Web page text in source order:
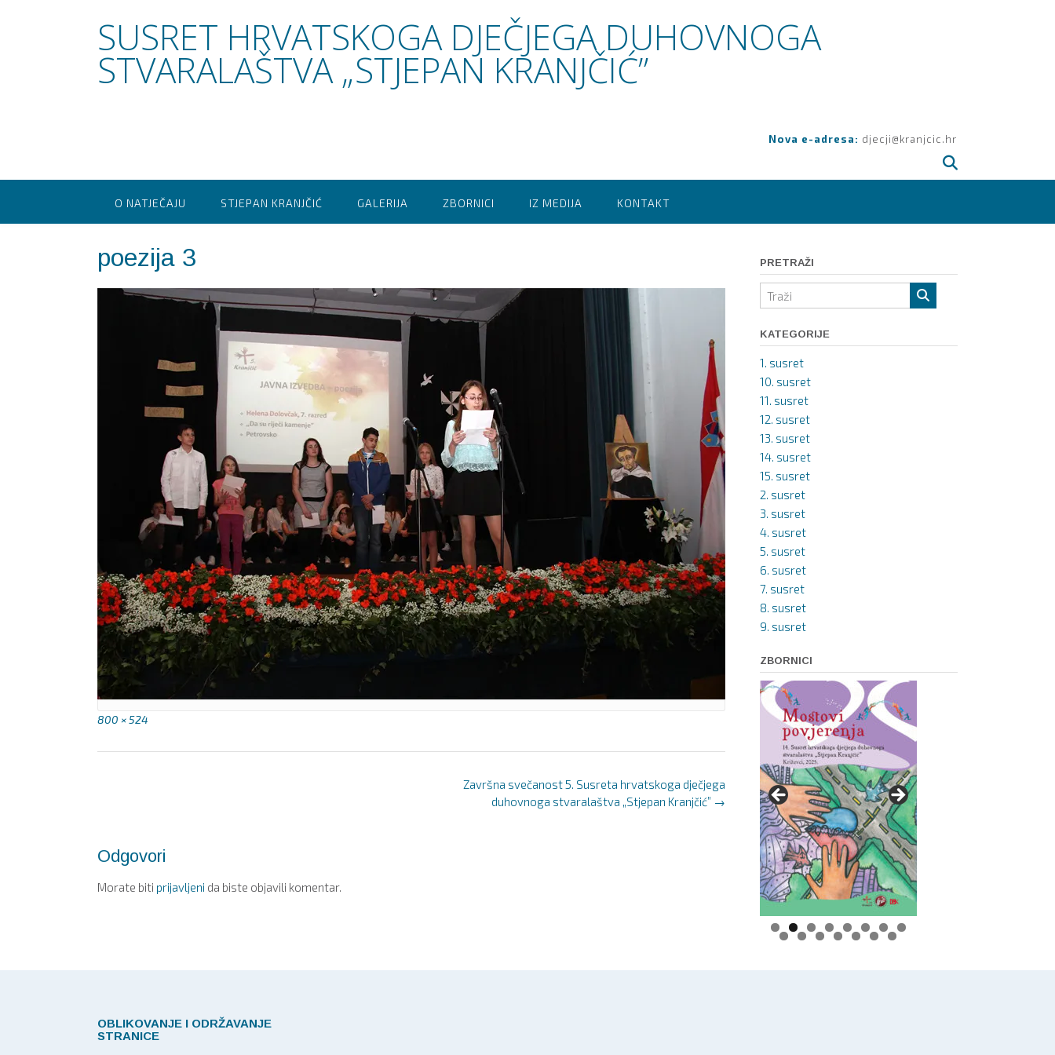
SUSRET HRVATSKOGA DJEČJEGA DUHOVNOGA
STVARALAŠTVA „STJEPAN KRANJČIĆ”
Nova e-adresa: djecji@kranjcic.hr
O NATJEČAJU STJEPAN KRANJČIĆ GALERIJA ZBORNICI IZ MEDIJA KONTAKT
poezija 3
Full
800 × 524
Završna svečanost 5. Susreta hrvatskoga dječjega
duhovnoga stvaralaštva „Stjepan Kranjčić” →
Odgovori
Morate biti prijavljeni da biste objavili komentar.
PRETRAŽI
KATEGORIJE
1. susret
10. susret
11. susret
12. susret
13. susret
14. susret
15. susret
2. susret
3. susret
4. susret
5. susret
6. susret
7. susret
8. susret
9. susret
ZBORNICI
0 1 2 3 4 5
OBLIKOVANJE I ODRŽAVANJE
STRANICE